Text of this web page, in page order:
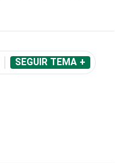
SEGUIR TEMA +